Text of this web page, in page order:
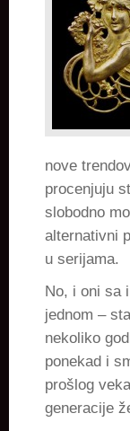
nove
procenjuju
slobodno
alternativni
u serijama.
No, i oni sa
jednom –
nekoliko
ponekad i
prošlog
generacije